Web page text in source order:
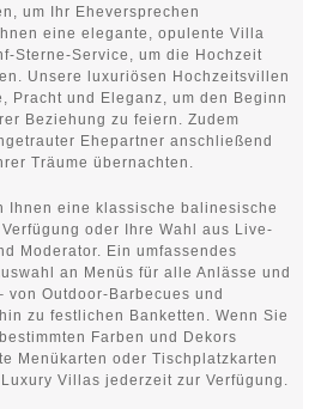
um Ihr Eheversprechen
eine elegante, opulente Villa
Sterne-Service, um die Hochzeit
Unsere luxuriösen Hochzeitsvillen
Pracht und Eleganz, um den Beginn
Beziehung zu feiern. Zudem
Ehepartner anschließend
Träume übernachten.
Ihnen eine klassische balinesische
oder Ihre Wahl aus Live-
Moderator. Ein umfassendes
an Menüs für alle Anlässe und
von Outdoor-Barbecues und
zu festlichen Banketten. Wenn Sie
Farben und Dekors
Menükarten oder Tischplatzkarten
Villas jederzeit zur Verfügung.